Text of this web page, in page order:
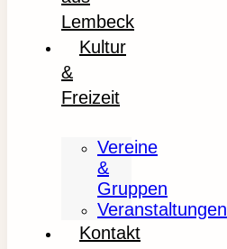
Lembeck
Kultur
&
Freizeit
Vereine
&
Gruppen
Veranstaltungen
Kontakt